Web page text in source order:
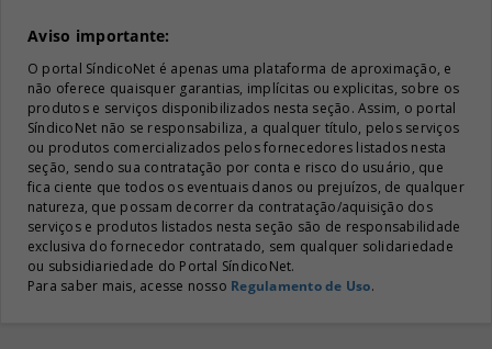
Aviso importante:
O portal SíndicoNet é apenas uma plataforma de aproximação, e
não oferece quaisquer garantias, implícitas ou explicitas, sobre os
produtos e serviços disponibilizados nesta seção. Assim, o portal
SíndicoNet não se responsabiliza, a qualquer título, pelos serviços
ou produtos comercializados pelos fornecedores listados nesta
seção, sendo sua contratação por conta e risco do usuário, que
fica ciente que todos os eventuais danos ou prejuízos, de qualquer
natureza, que possam decorrer da contratação/aquisição dos
serviços e produtos listados nesta seção são de responsabilidade
exclusiva do fornecedor contratado, sem qualquer solidariedade
ou subsidiariedade do Portal SíndicoNet.
Para saber mais, acesse nosso Regulamento de Uso.